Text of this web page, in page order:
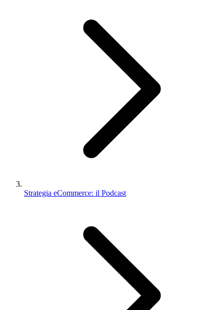
Strategia eCommerce: il Podcast